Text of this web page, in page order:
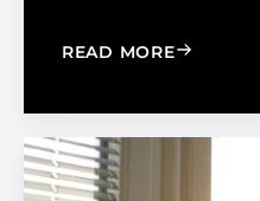
READ MORE: